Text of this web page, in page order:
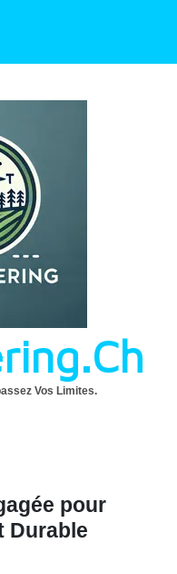
Vos Limites.
pour
Durable